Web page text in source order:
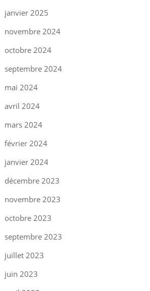
janvier 2025
novembre 2024
octobre 2024
septembre 2024
mai 2024
avril 2024
mars 2024
février 2024
janvier 2024
décembre 2023
novembre 2023
octobre 2023
septembre 2023
juillet 2023
juin 2023